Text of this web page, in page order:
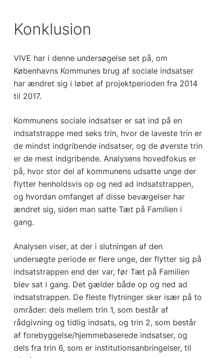
Konklusion
VIVE har i denne undersøgelse set på, om
Københavns Kommunes brug af sociale indsatser
har ændret sig i løbet af projektperioden fra 2014
til 2017.
Kommunens sociale indsatser er sat ind på en
indsatstrappe med seks trin, hvor de laveste trin er
de mindst indgribende indsatser, og de øverste trin
er de mest indgribende. Analysens hovedfokus er
på, hvor stor del af kommunens udsatte unge der
flytter henholdsvis op og ned ad indsatstrappen,
og hvordan omfanget af disse bevægelser har
ændret sig, siden man satte Tæt på Familien i
gang.
Analysen viser, at der i slutningen af den
undersøgte periode er flere unge, der flytter sig på
indsatstrappen end der var, før Tæt på Familien
blev sat i gang. Det gælder både op og ned ad
indsatstrappen. De fleste flytninger sker især på to
områder: dels mellem trin 1, som består af
rådgivning og tidlig indsats, og trin 2, som består
af forebyggelse/hjemmebaserede indsatser, og
dels fra trin 6, som er institutionsanbringelser, til